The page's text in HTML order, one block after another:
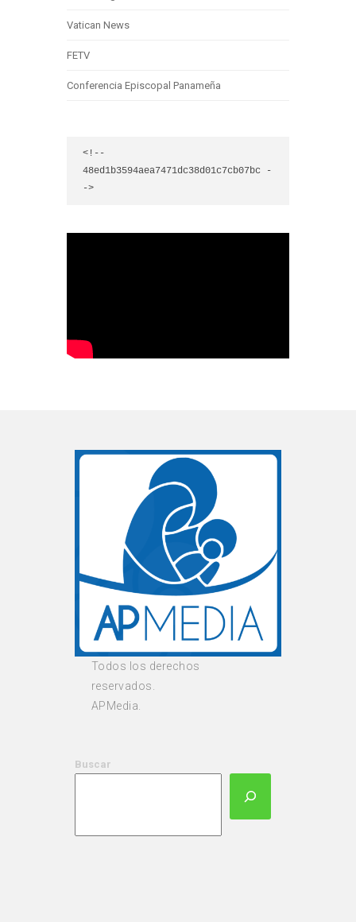
Vatican News
FETV
Conferencia Episcopal Panameña
<!--
48ed1b3594aea7471dc38d01c7cb07bc -
->
Todos los derechos
reservados.
APMedia.
Buscar